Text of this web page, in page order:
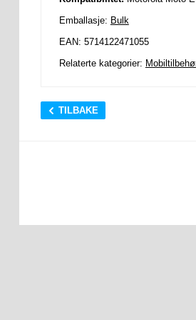
Emballasje: Bulk
EAN: 5714122471055
Relaterte kategorier:
TILBAKE